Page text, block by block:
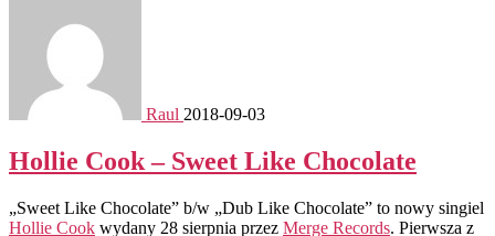
Raul 2018-09-03
Hollie Cook – Sweet Like Chocolate
„Sweet Like Chocolate” b/w „Dub Like Chocolate” to nowy singiel
Hollie Cook wydany 28 sierpnia przez Merge Records. Pierwsza z